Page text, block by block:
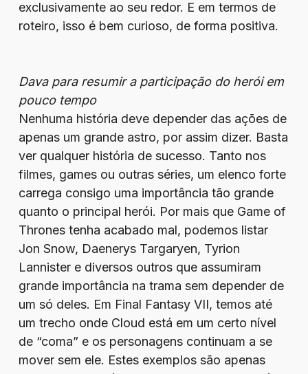
exclusivamente ao seu redor. E em termos de
roteiro, isso é bem curioso, de forma positiva.
Dava para resumir a participação do herói em
pouco tempo
Nenhuma história deve depender das ações de
apenas um grande astro, por assim dizer. Basta
ver qualquer história de sucesso. Tanto nos
filmes, games ou outras séries, um elenco forte
carrega consigo uma importância tão grande
quanto o principal herói. Por mais que Game of
Thrones tenha acabado mal, podemos listar
Jon Snow, Daenerys Targaryen, Tyrion
Lannister e diversos outros que assumiram
grande importância na trama sem depender de
um só deles. Em Final Fantasy VII, temos até
um trecho onde Cloud está em um certo nível
de “coma” e os personagens continuam a se
mover sem ele. Estes exemplos são apenas